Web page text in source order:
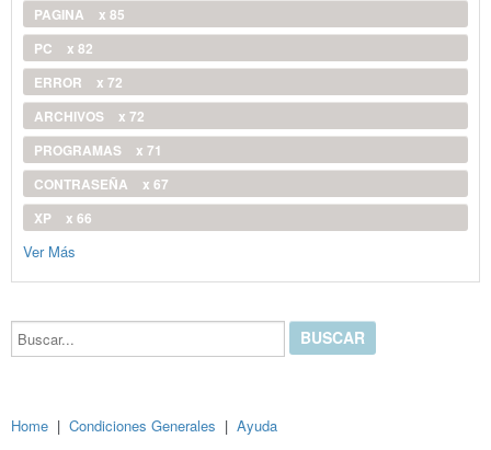
PAGINA
x 85
PC
x 82
ERROR
x 72
ARCHIVOS
x 72
PROGRAMAS
x 71
CONTRASEÑA
x 67
XP
x 66
Ver Más
Buscar...
Home | Condiciones Generales | Ayuda